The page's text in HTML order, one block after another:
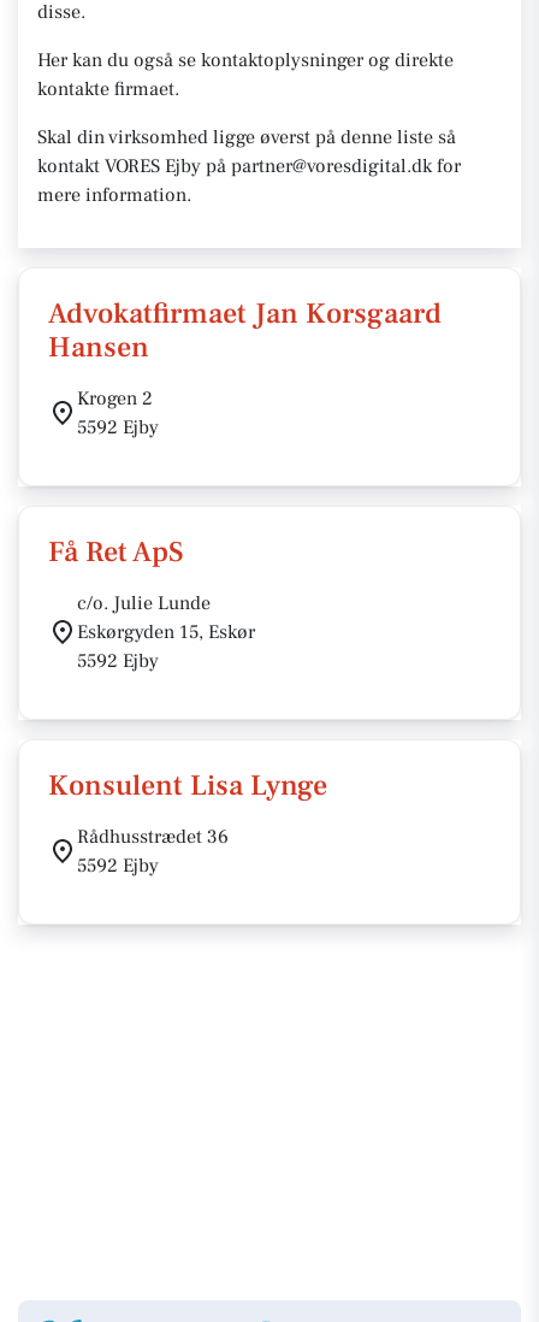
disse.
Her kan du også se kontaktoplysninger og direkte
kontakte firmaet.
Skal din virksomhed ligge øverst på denne liste så
kontakt VORES Ejby på partner@voresdigital.dk for
mere information.
Advokatfirmaet Jan Korsgaard
Hansen
Krogen 2
5592 Ejby
Få Ret ApS
c/o. Julie Lunde
Eskørgyden 15, Eskør
5592 Ejby
Konsulent Lisa Lynge
Rådhusstrædet 36
5592 Ejby